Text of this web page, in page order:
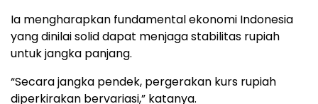
Ia mengharapkan fundamental ekonomi Indonesia
yang dinilai solid dapat menjaga stabilitas rupiah
untuk jangka panjang.
“Secara jangka pendek, pergerakan kurs rupiah
diperkirakan bervariasi,” katanya.